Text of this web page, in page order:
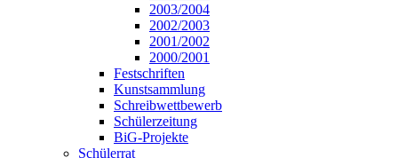
2003/2004
2002/2003
2001/2002
2000/2001
Festschriften
Kunstsammlung
Schreibwettbewerb
Schülerzeitung
BiG-Projekte
Schülerrat